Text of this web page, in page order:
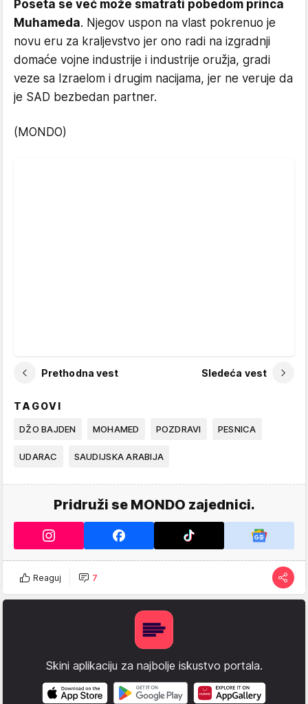
Poseta se već može smatrati pobedom princa
Muhameda. Njegov uspon na vlast pokrenuo je
novu eru za kraljevstvo jer ono radi na izgradnji
domaće vojne industrije i industrije oružja, gradi
veze sa Izraelom i drugim nacijama, jer ne veruje da
je SAD bezbedan partner.
(MONDO)
Prethodna vest Sledeća vest
TAGOVI
DŽO BAJDEN MOHAMED POZDRAVI PESNICA
UDARAC SAUDIJSKA ARABIJA
Pridruži se MONDO zajednici.
Reaguj 7
Skini aplikaciju za najbolje iskustvo portala.